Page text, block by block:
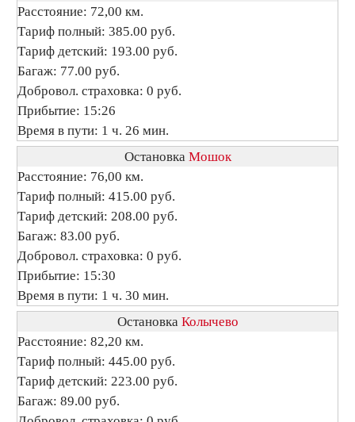
Расстояние: 72,00 км.
Тариф полный: 385.00 руб.
Тариф детский: 193.00 руб.
Багаж: 77.00 руб.
Добровол. страховка: 0 руб.
Прибытие: 15:26
Время в пути: 1 ч. 26 мин.
Остановка Мошок
Расстояние: 76,00 км.
Тариф полный: 415.00 руб.
Тариф детский: 208.00 руб.
Багаж: 83.00 руб.
Добровол. страховка: 0 руб.
Прибытие: 15:30
Время в пути: 1 ч. 30 мин.
Остановка Колычево
Расстояние: 82,20 км.
Тариф полный: 445.00 руб.
Тариф детский: 223.00 руб.
Багаж: 89.00 руб.